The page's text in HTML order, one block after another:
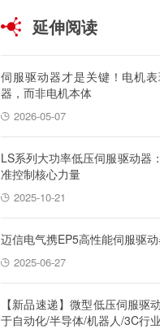
延伸阅读
伺服驱动器才是关键！电机
器，而非电机本体
2026-05-07
LS系列大功率低压伺服驱动器
准控制核心力量
2025-10-21
迈信电气携EP5高性能伺服驱
2025-06-27
【新品速递】微型低压伺服驱
于自动化/半导体/机器人/3C行